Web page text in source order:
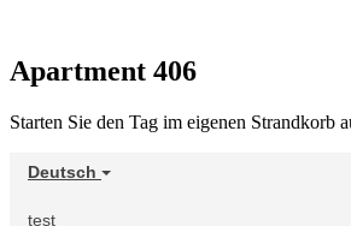
Apartment 406
Starten Sie den Tag im eigenen Strandkorb